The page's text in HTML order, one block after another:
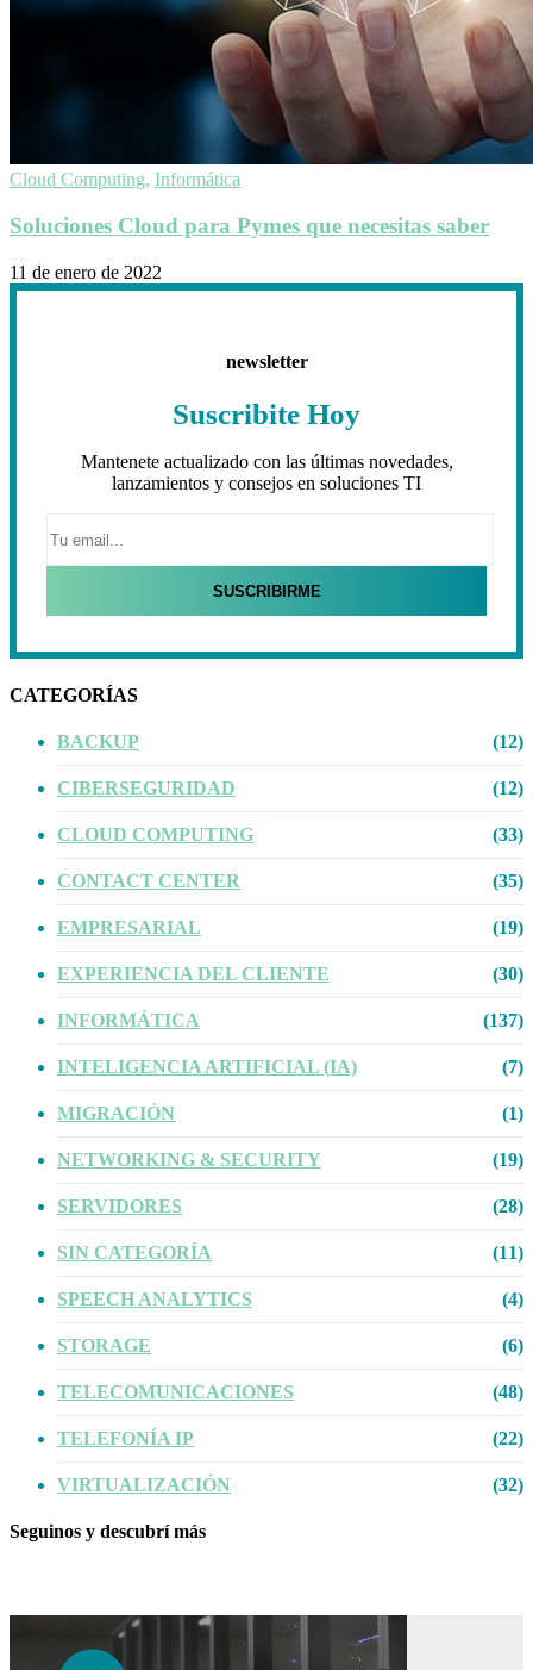
Cloud Computing, Informática
Soluciones Cloud para Pymes que necesitas saber
11 de enero de 2022
newsletter
Suscribite Hoy
Mantenete actualizado con las últimas novedades,
lanzamientos y consejos en soluciones TI
CATEGORÍAS
BACKUP (12)
CIBERSEGURIDAD (12)
CLOUD COMPUTING (33)
CONTACT CENTER (35)
EMPRESARIAL (19)
EXPERIENCIA DEL CLIENTE (30)
INFORMÁTICA (137)
INTELIGENCIA ARTIFICIAL (IA) (7)
MIGRACIÓN (1)
NETWORKING & SECURITY (19)
SERVIDORES (28)
SIN CATEGORÍA (11)
SPEECH ANALYTICS (4)
STORAGE (6)
TELECOMUNICACIONES (48)
TELEFONÍA IP (22)
VIRTUALIZACIÓN (32)
Seguinos y descubrí más